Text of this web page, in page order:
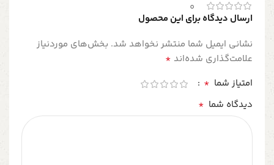
0
ارسال دیدگاه برای این محصول
نشانی ایمیل شما منتشر نخواهد شد. بخش‌های موردنیاز
علامت‌گذاری شده‌اند *
امتیاز شما *
دیدگاه شما *